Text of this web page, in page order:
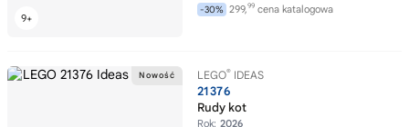
-30% 299,99 cena katalogowa
LEGO® IDEAS
21376
Rudy kot
Rok: 2026